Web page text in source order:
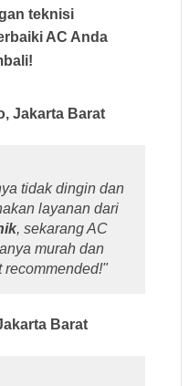
teknisi
AC Anda
Jakarta Barat
tidak dingin dan
layanan dari
, sekarang AC
murah dan
recommended!"
Barat